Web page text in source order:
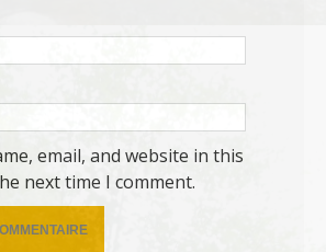
email, and website in this
next time I comment.